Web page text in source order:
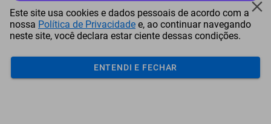
Este site usa cookies e dados pessoais de acordo com a
nossa Política de Privacidade e, ao continuar navegando
neste site, você declara estar ciente dessas condições.
ENTENDI E FECHAR